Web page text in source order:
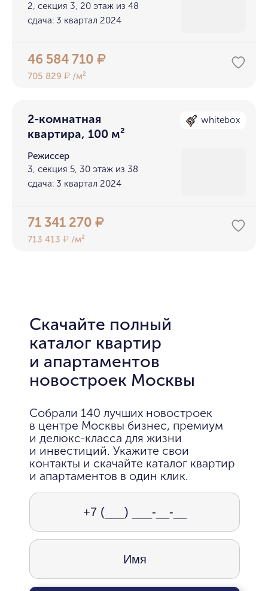
2, секция 3, 20 этаж из 48
сдача: 3 квартал 2024
46 584 710₽
705 829₽ /м²
2-комнатная
квартира, 100 м²
whitebox
Режиссер
3, секция 5, 30 этаж из 38
сдача: 3 квартал 2024
71 341 270₽
713 413₽ /м²
Скачайте полный
каталог квартир
и апартаментов
новостроек Москвы
Собрали 140 лучших новостроек
в центре Москвы бизнес, премиум
и делюкс-класса для жизни
и инвестиций. Укажите свои
контакты и скачайте каталог квартир
и апартаментов в один клик.